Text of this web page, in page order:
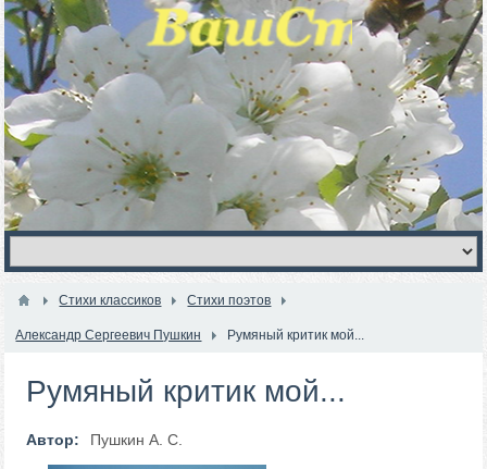
Стихи классиков Стихи поэтов
Александр Сергеевич Пушкин Румяный критик мой...
Румяный критик мой...
Автор:
Пушкин А. С.